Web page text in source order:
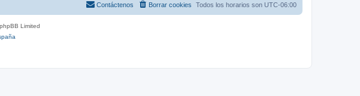
Todos los horarios son UTC-06:00
Borrar cookies
Contáctenos
Limited